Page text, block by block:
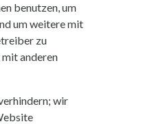
benutzen, um
um weitere mit
zu
anderen
wir